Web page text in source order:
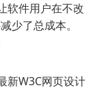
件用户在不改
少了总成本。
W3C网页设计